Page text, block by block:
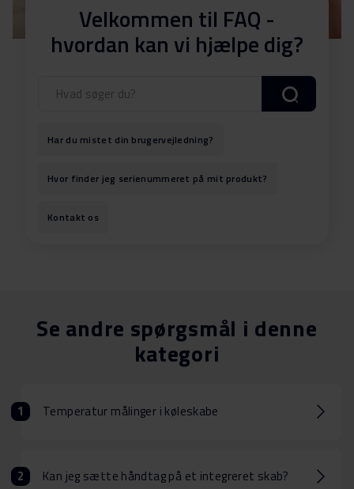
Velkommen til FAQ -
hvordan kan vi hjælpe dig?
Har du mistet din brugervejledning?
Hvor finder jeg serienummeret på mit produkt?
Kontakt os
Se andre spørgsmål i denne
kategori
Temperatur målinger i køleskabe
Kan jeg sætte håndtag på et integreret skab?